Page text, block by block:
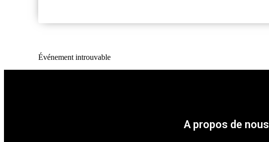
Événement introuvable
A propos de nous